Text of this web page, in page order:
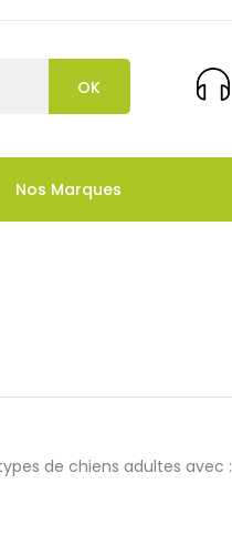
OK
Nos Marques
de chiens adultes avec :